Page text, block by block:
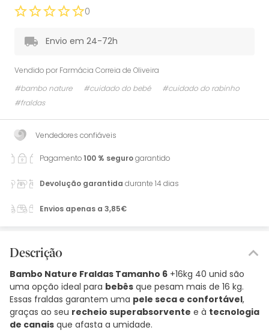
0
Envio em 24-72h
Vendido por Farmácia Correia de Oliveira
#bambo nature
#cuidado do bebé
#cuidado do rabinho
#fraldas
Vendedores confiáveis
Pagamento100 % segurogarantido
Devolução garantida durante 14 dias
Envios apenas a 3,85€
Descrição
Bambo Nature Fraldas Tamanho 6 +16kg 40 unid são
uma opção ideal para bebês que pesam mais de 16 kg.
Essas fraldas garantem uma pele seca e confortável,
graças ao seu recheio superabsorvente e à tecnologia
de canais que afasta a umidade.